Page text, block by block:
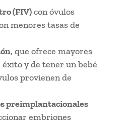
(FIV)con óvulos
menores tasas de
, que ofrece mayores
y de tener un bebé
provienen de
preimplantacionales
embriones